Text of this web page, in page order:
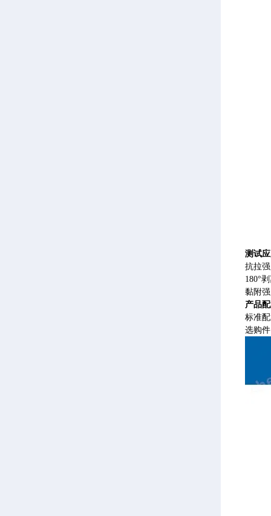
测试
抗拉
180°
黏附
产品
标准
选购